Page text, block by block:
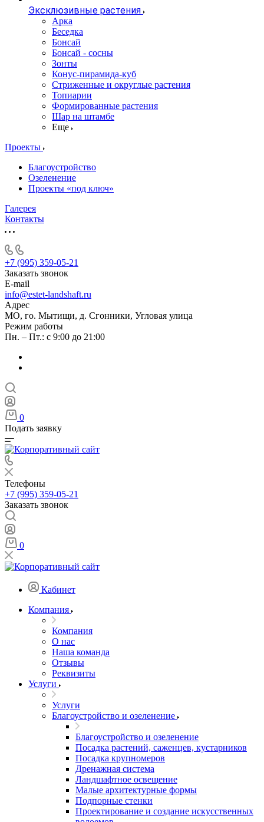
Эксклюзивные растения
Арка
Беседка
Бонсай
Бонсай - сосны
Зонты
Конус-пирамида-куб
Стриженные и округлые растения
Топиарии
Формированные растения
Шар на штамбе
Еще
Проекты
Благоустройство
Озеленение
Проекты «под ключ»
Галерея
Контакты
+7 (995) 359-05-21
Заказать звонок
E-mail
info@estet-landshaft.ru
Адрес
МО, го. Мытищи, д. Сгонники, Угловая улица
Режим работы
Пн. – Пт.: с 9:00 до 21:00
0
Подать заявку
Телефоны
+7 (995) 359-05-21
Заказать звонок
0
Кабинет
Компания
Компания
О нас
Наша команда
Отзывы
Реквизиты
Услуги
Услуги
Благоустройство и озеленение
Благоустройство и озеленение
Посадка растений, саженцев, кустарников
Посадка крупномеров
Дренажная система
Ландшафтное освещение
Малые архитектурные формы
Подпорные стенки
Проектирование и создание искусственных